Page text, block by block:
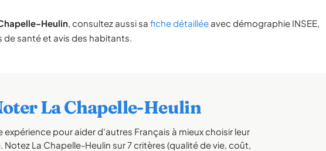
Heulin, consultez aussi sa fiche détaillée avec démographie INSEE,
de santé et avis des habitants.
La Chapelle-Heulin
expérience pour aider d'autres Français à mieux choisir leur
Notez La Chapelle-Heulin sur 7 critères (qualité de vie, coût,